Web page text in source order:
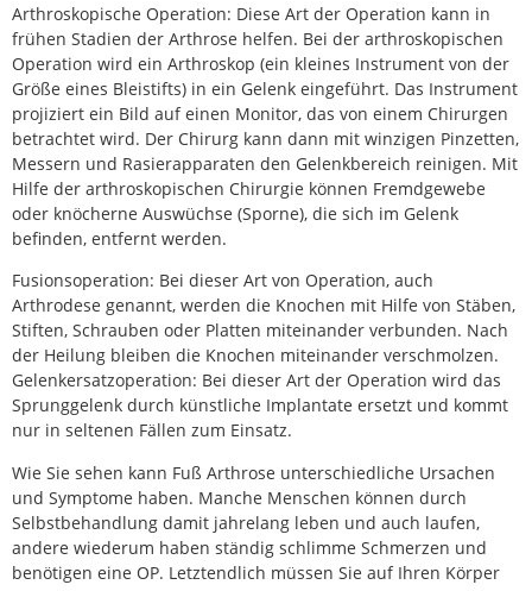
Arthroskopische Operation: Diese Art der Operation kann in
frühen Stadien der Arthrose helfen. Bei der arthroskopischen
Operation wird ein Arthroskop (ein kleines Instrument von der
Größe eines Bleistifts) in ein Gelenk eingeführt. Das Instrument
projiziert ein Bild auf einen Monitor, das von einem Chirurgen
betrachtet wird. Der Chirurg kann dann mit winzigen Pinzetten,
Messern und Rasierapparaten den Gelenkbereich reinigen. Mit
Hilfe der arthroskopischen Chirurgie können Fremdgewebe
oder knöcherne Auswüchse (Sporne), die sich im Gelenk
befinden, entfernt werden.
Fusionsoperation: Bei dieser Art von Operation, auch
Arthrodese genannt, werden die Knochen mit Hilfe von Stäben,
Stiften, Schrauben oder Platten miteinander verbunden. Nach
der Heilung bleiben die Knochen miteinander verschmolzen.
Gelenkersatzoperation: Bei dieser Art der Operation wird das
Sprunggelenk durch künstliche Implantate ersetzt und kommt
nur in seltenen Fällen zum Einsatz.
Wie Sie sehen kann Fuß Arthrose unterschiedliche Ursachen
und Symptome haben. Manche Menschen können durch
Selbstbehandlung damit jahrelang leben und auch laufen,
andere wiederum haben ständig schlimme Schmerzen und
benötigen eine OP. Letztendlich müssen Sie auf Ihren Körper